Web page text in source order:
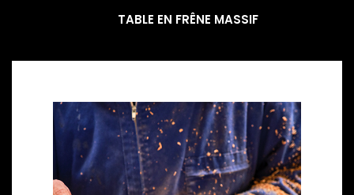
TABLE EN FRÊNE MASSIF